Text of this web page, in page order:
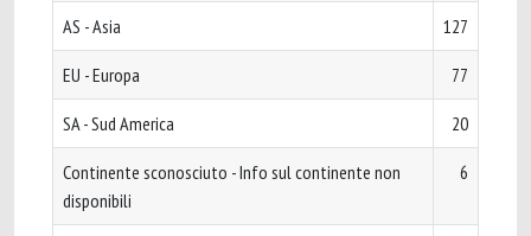
AS - Asia 127
EU - Europa 77
SA - Sud America 20
Continente sconosciuto - Info sul continente non
disponibili
6